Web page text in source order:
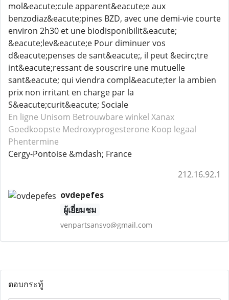
mol&eacute;cule apparent&eacute;e aux
benzodiaz&eacute;pines BZD, avec une demi-vie courte
environ 2h30 et une biodisponibilit&eacute;
&eacute;lev&eacute;e Pour diminuer vos
d&eacute;penses de sant&eacute;, il peut &ecirc;tre
int&eacute;ressant de souscrire une mutuelle
sant&eacute; qui viendra compl&eacute;ter la ambien
prix non irritant en charge par la
S&eacute;curit&eacute; Sociale
En ligne Unisom Betrouwbare winkel Xanax
Goedkoopste Medroxyprogesterone Koop legaal
Phentermine
Cergy-Pontoise &mdash; France
212.16.92.1
ovdepefes
ผู้เยี่ยมชม
venpartsansvo@gmail.com
ตอบกระทู้